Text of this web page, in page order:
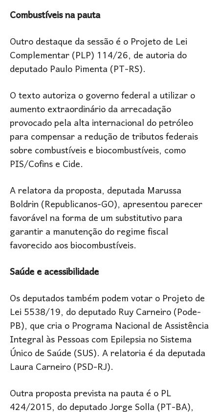
Combustíveis na pauta
Outro destaque da sessão é o Projeto de Lei
Complementar (PLP) 114/26, de autoria do
deputado Paulo Pimenta (PT-RS).
O texto autoriza o governo federal a utilizar o
aumento extraordinário da arrecadação
provocado pela alta internacional do petróleo
para compensar a redução de tributos federais
sobre combustíveis e biocombustíveis, como
PIS/Cofins e Cide.
A relatora da proposta, deputada Marussa
Boldrin (Republicanos-GO), apresentou parecer
favorável na forma de um substitutivo para
garantir a manutenção do regime fiscal
favorecido aos biocombustíveis.
Saúde e acessibilidade
Os deputados também podem votar o Projeto de
Lei 5538/19, do deputado Ruy Carneiro (Pode-
PB), que cria o Programa Nacional de Assistência
Integral às Pessoas com Epilepsia no Sistema
Único de Saúde (SUS). A relatoria é da deputada
Laura Carneiro (PSD-RJ).
Outra proposta prevista na pauta é o PL
424/2015, do deputado Jorge Solla (PT-BA),